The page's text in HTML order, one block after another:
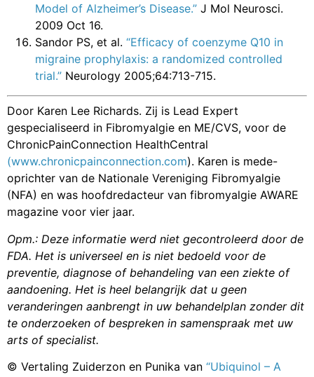
Model of Alzheimer’s Disease.” J Mol Neurosci.
2009 Oct 16.
Sandor PS, et al. “Efficacy of coenzyme Q10 in
migraine prophylaxis: a randomized controlled
trial.” Neurology 2005;64:713-715.
Door Karen Lee Richards. Zij is Lead Expert
gespecialiseerd in Fibromyalgie en ME/CVS, voor de
ChronicPainConnection HealthCentral
(www.chronicpainconnection.com). Karen is mede-
oprichter van de Nationale Vereniging Fibromyalgie
(NFA) en was hoofdredacteur van fibromyalgie AWARE
magazine voor vier jaar.
Opm.: Deze informatie werd niet gecontroleerd door de
FDA. Het is universeel en is niet bedoeld voor de
preventie, diagnose of behandeling van een ziekte of
aandoening. Het is heel belangrijk dat u geen
veranderingen aanbrengt in uw behandelplan zonder dit
te onderzoeken of bespreken in samenspraak met uw
arts of specialist.
© Vertaling Zuiderzon en Punika van “Ubiquinol – A